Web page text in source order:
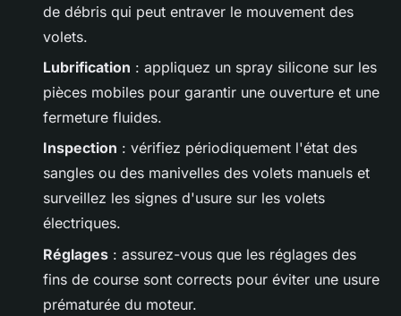
de débris qui peut entraver le mouvement des
volets.
Lubrification : appliquez un spray silicone sur les
pièces mobiles pour garantir une ouverture et une
fermeture fluides.
Inspection : vérifiez périodiquement l'état des
sangles ou des manivelles des volets manuels et
surveillez les signes d'usure sur les volets
électriques.
Réglages : assurez-vous que les réglages des
fins de course sont corrects pour éviter une usure
prématurée du moteur.